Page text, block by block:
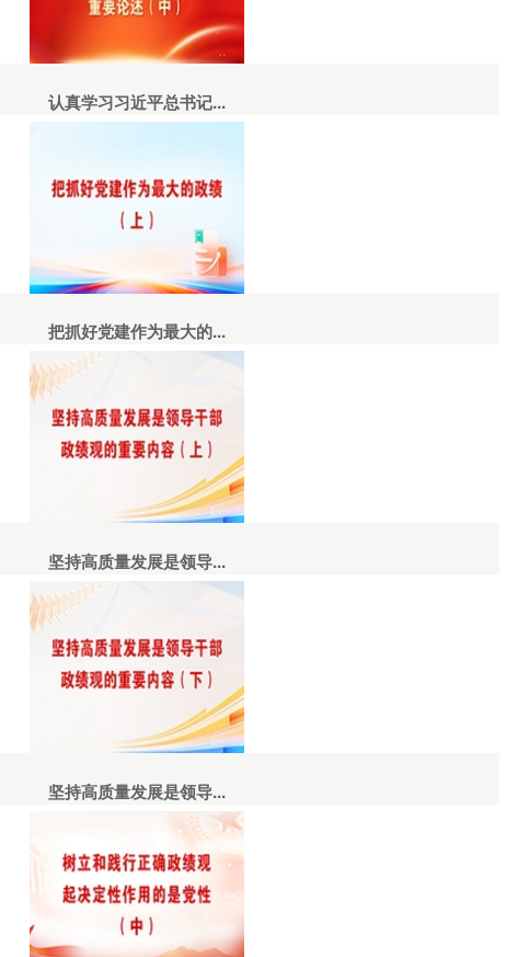
认真学习习近平总书记...
把抓好党建作为最大的...
坚持高质量发展是领导...
坚持高质量发展是领导...